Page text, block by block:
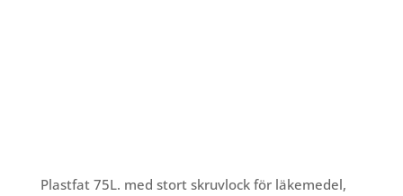
Plastfat 75L. med stort skruvlock för läkemedel,